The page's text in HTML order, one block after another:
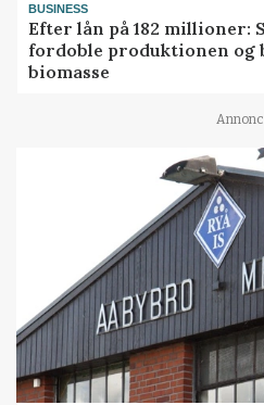
BUSINESS
Efter lån på 182 millioner:
fordoble produktionen og
biomasse